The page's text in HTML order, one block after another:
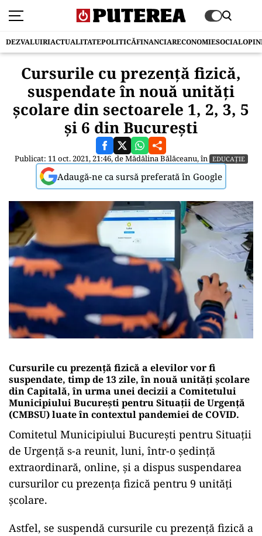
DEZVALUIRIACTUALITATEPOLITICĂFINANCIARECONOMIESOCIAL
Cursurile cu prezenţă fizică,
suspendate în nouă unităţi
şcolare din sectoarele 1, 2, 3, 5
şi 6 din Bucureşti
Publicat: 11 oct. 2021, 21:46, deMădălina Bălăceanu, în EDUCAȚIE
Adaugă-ne ca sursă preferată în Google
Cursurile cu prezenţă fizică a elevilor vor fi
suspendate, timp de 13 zile, în nouă unităţi şcolare
din Capitală, în urma unei decizii a Comitetului
Municipiului Bucureşti pentru Situaţii de Urgenţă
(CMBSU) luate în contextul pandemiei de COVID.
Comitetul Municipiului Bucureşti pentru Situaţii
de Urgenţă s-a reunit, luni, într-o şedinţă
extraordinară, online, şi a dispus suspendarea
cursurilor cu prezenţa fizică pentru 9 unităţi
şcolare.
Astfel, se suspendă cursurile cu prezenţă fizică a